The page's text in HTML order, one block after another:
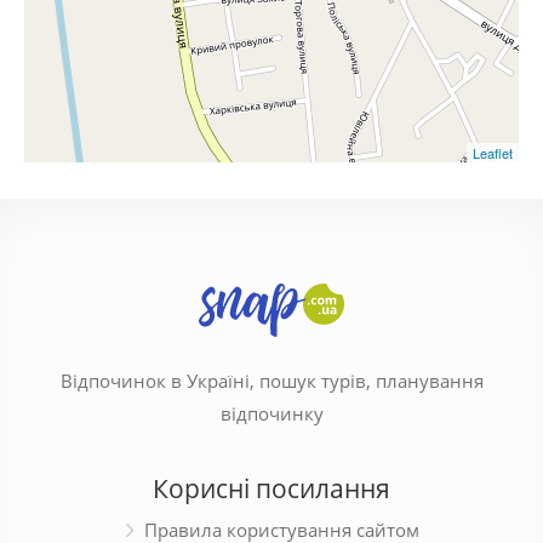
Leaflet
Відпочинок в Україні, пошук турів, планування
відпочинку
Корисні посилання
Правила користування сайтом